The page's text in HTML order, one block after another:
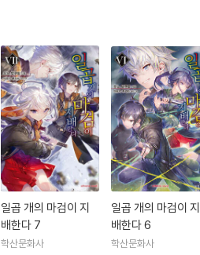
일곱 개의 마검이 지
배한다 7
학산문화사
일곱 개의 마검이 지
배한다 6
학산문화사